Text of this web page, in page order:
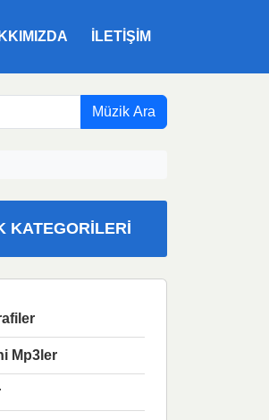
İLETIŞIM
Müzik Ara
KATEGORILERI
Mp3ler